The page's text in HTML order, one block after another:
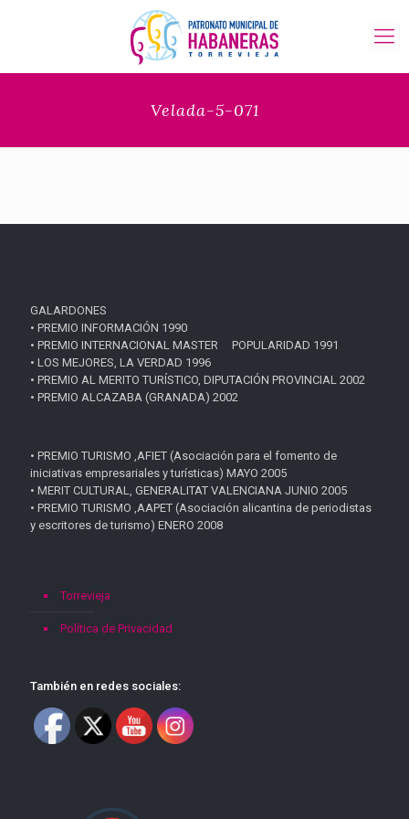
Velada-5-071
GALARDONES
• PREMIO INFORMACIÓN 1990
• PREMIO INTERNACIONAL MASTER POPULARIDAD 1991
• LOS MEJORES, LA VERDAD 1996
• PREMIO AL MERITO TURÍSTICO, DIPUTACIÓN PROVINCIAL 2002
• PREMIO ALCAZABA (GRANADA) 2002
• PREMIO TURISMO ,AFIET (Asociación para el fomento de
iniciativas empresariales y turísticas) MAYO 2005
• MERIT CULTURAL, GENERALITAT VALENCIANA JUNIO 2005
• PREMIO TURISMO ,AAPET (Asociación alicantina de periodistas
y escritores de turismo) ENERO 2008
Torrevieja
Política de Privacidad
También en redes sociales: